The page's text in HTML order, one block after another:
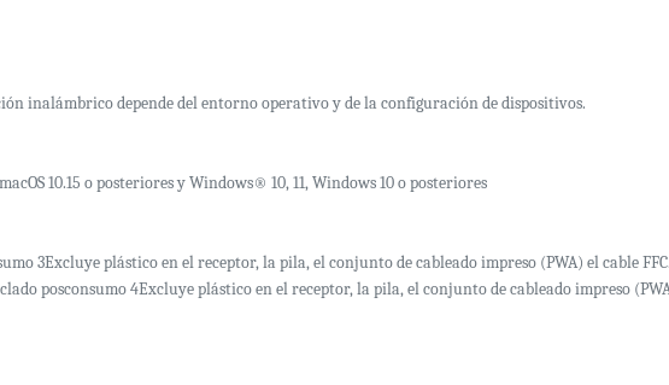
inalámbrico depende del entorno operativo y de la configuración de dispositivos.
10.15 o posteriores y Windows® 10, 11, Windows 10 o posteriores
3Excluye plástico en el receptor, la pila, el conjunto de cableado impreso (PWA) el cable FFC.
posconsumo 4Excluye plástico en el receptor, la pila, el conjunto de cableado impreso